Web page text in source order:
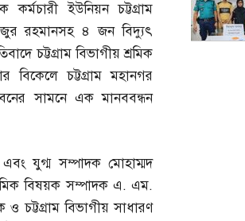
কর্মচারী ইউনিয়ন চট্টগ্রাম
রহমানসহ ৪ জন বিদ্যুৎ
চট্টগ্রাম বিভাগীয় শ্রমিক
বিকেলে চট্টগ্রাম মহানগর
সামনে এক মানববন্ধন
এবং যুগ্ম সম্পাদক মোহাম্মদ
বিষয়ক সম্পাদক এ.এম.
ও চট্টগ্রাম বিভাগীয় সাধারণ